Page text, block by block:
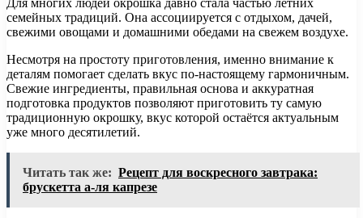
семейных традиций. Она ассоциируется с отдыхом, дачей,
свежими овощами и домашними обедами на свежем воздухе.
Несмотря на простоту приготовления, именно внимание к
деталям помогает сделать вкус по-настоящему гармоничным.
Свежие ингредиенты, правильная основа и аккуратная
подготовка продуктов позволяют приготовить ту самую
традиционную окрошку, вкус которой остаётся актуальным
уже много десятилетий.
Читать так же: Рецепт для воскресного завтрака:
брускетта а-ля капрезе